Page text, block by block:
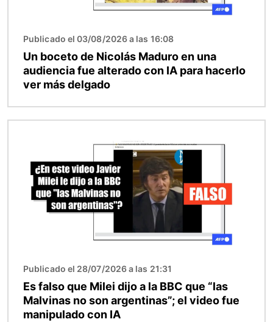
Publicado el 03/08/2026 a las 16:08
Un boceto de Nicolás Maduro en una
audiencia fue alterado con IA para hacerlo
ver más delgado
Publicado el 28/07/2026 a las 21:31
Es falso que Milei dijo a la BBC que “las
Malvinas no son argentinas”; el video fue
manipulado con IA